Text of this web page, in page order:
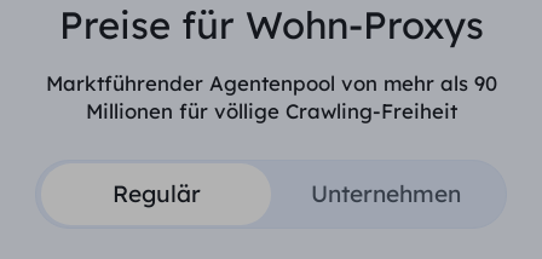
Ich habe kein heating
Unbegrenzter Wohn-Proxy
Data for AI
Lösungen
NACH ANWENDUNGSFALL
Ressourcen
Preise für Wohn-Proxys
Marktführender Agentenpool von mehr als 90
Millionen für völlige Crawling-Freiheit
Regulär Unternehmen